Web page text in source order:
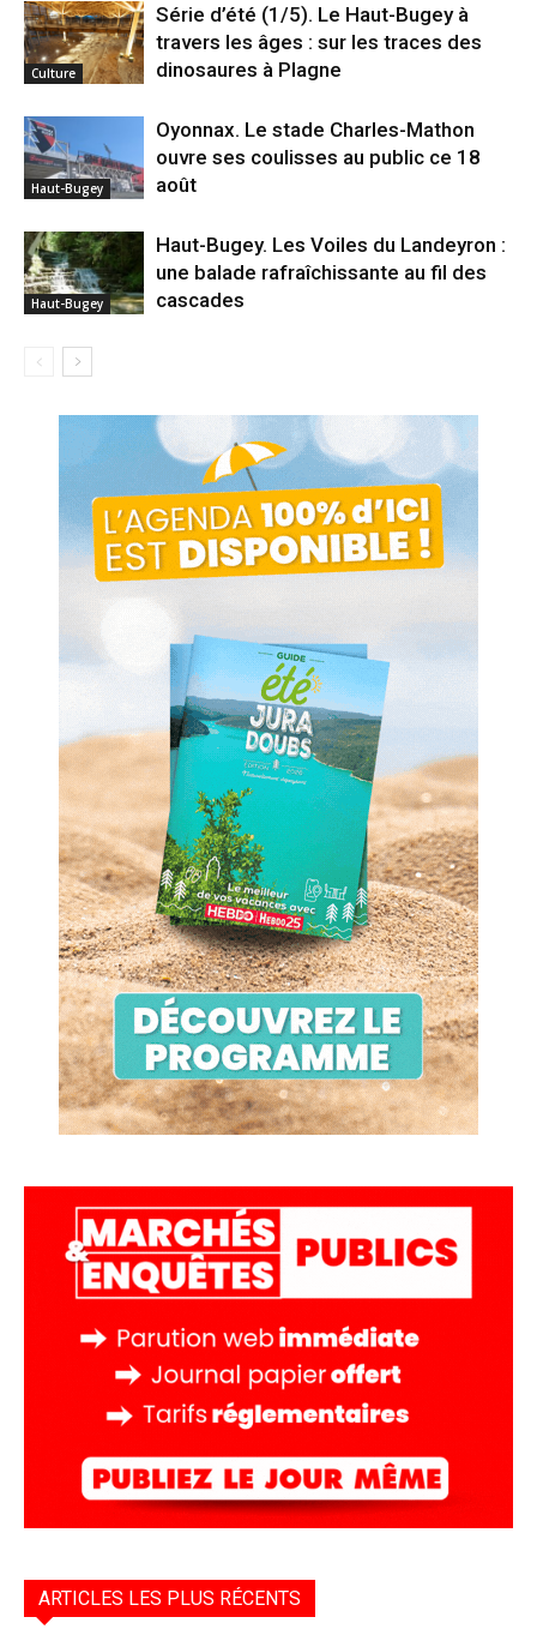
Culture
Série d’été (1/5). Le Haut-Bugey à
travers les âges : sur les traces des
dinosaures à Plagne
Haut-Bugey
Oyonnax. Le stade Charles-Mathon
ouvre ses coulisses au public ce 18
août
Haut-Bugey
Haut-Bugey. Les Voiles du Landeyron :
une balade rafraîchissante au fil des
cascades
ARTICLES LES PLUS RÉCENTS